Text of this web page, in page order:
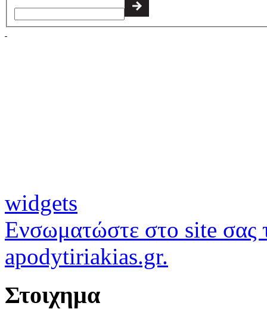
widgets
Ενσωματώστε στο site σας
apodytiriakias.gr.
Στοιχημα